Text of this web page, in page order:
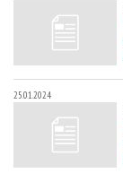
25.01.2024